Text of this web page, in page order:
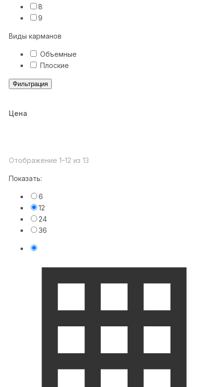
8
9
Виды карманов
Объемные
Плоские
Фильтрация
Цена
Отображение 1–12 из 13
Показать:
6
12
24
36